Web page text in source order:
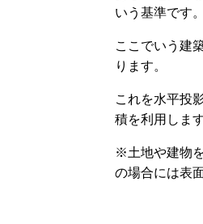
いう基準です。
ここでいう建
ります。
これを水平投
積を利用します
※土地や建物
の場合には表